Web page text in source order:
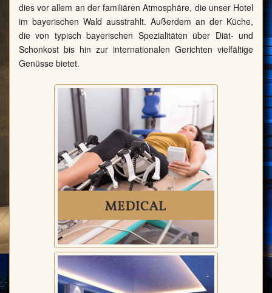
dies vor allem an der familiären Atmosphäre, die unser Hotel
im bayerischen Wald ausstrahlt. Außerdem an der Küche,
die von typisch bayerischen Spezialitäten über Diät- und
Schonkost bis hin zur internationalen Gerichten vielfältige
Genüsse bietet.